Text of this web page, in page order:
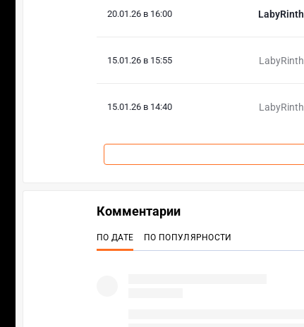
20.01.26 в 16:00 LabyRinth
15.01.26 в 15:55 LabyRinth
15.01.26 в 14:40 LabyRinth
Комментарии
ПО ДАТЕ ПО ПОПУЛЯРНОСТИ